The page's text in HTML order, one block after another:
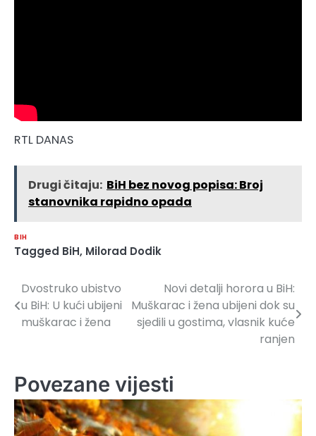
RTL DANAS
Drugi čitaju: BiH bez novog popisa: Broj
stanovnika rapidno opada
BIH
Tagged BiH, Milorad Dodik
Navigacija
članaka
Dvostruko ubistvo
u BiH: U kući ubijeni
muškarac i žena
Novi detalji horora u BiH:
Muškarac i žena ubijeni dok su
sjedili u gostima, vlasnik kuće
ranjen
Povezane vijesti